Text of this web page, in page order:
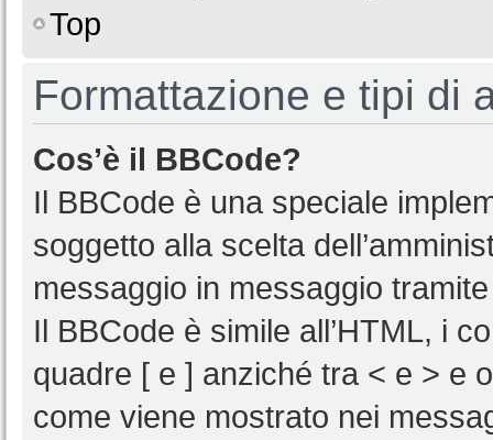
Top
Formattazione e tipi di
Cos’è il BBCode?
Il BBCode è una speciale
soggetto alla scelta
messaggio in messaggio
Il BBCode è simile all’HTML, i
quadre [ e ] anziché tra < e > e
come viene mostrato nei